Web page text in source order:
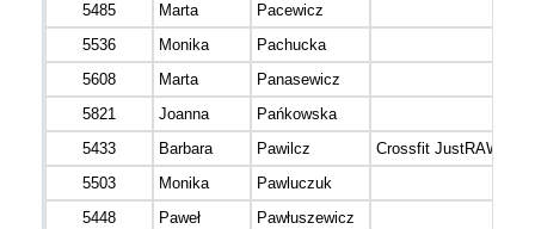
5485
Marta
Pacewicz
5536
Monika
Pachucka
5608
Marta
Panasewicz
5821
Joanna
Pańkowska
5433
Barbara Pawilcz
Crossfit JustRAW
5503
Monika
Pawluczuk
5448
Paweł
Pawłuszewicz